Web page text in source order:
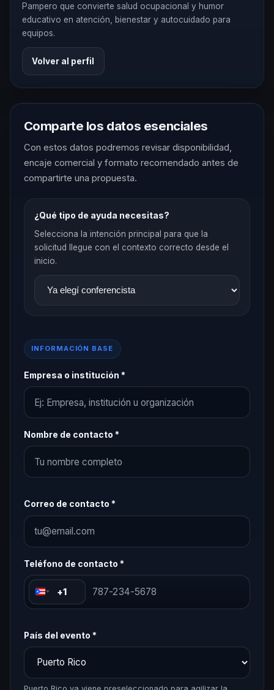
Pampero que convierte salud ocupacional y humor
educativo en atención, bienestar y autocuidado para
equipos.
Volver al perfil
Comparte los datos esenciales
Con estos datos podremos revisar disponibilidad,
encaje comercial y formato recomendado antes de
compartirte una propuesta.
¿Qué tipo de ayuda necesitas?
Selecciona la intención principal para que la
solicitud llegue con el contexto correcto desde el
inicio.
INFORMACIÓN BASE
Empresa o institución *
Nombre de contacto *
Correo de contacto *
Teléfono de contacto *
+1
País del evento *